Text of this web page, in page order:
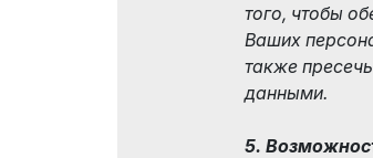
того, чтобы
Ваших
также
данными.
5.